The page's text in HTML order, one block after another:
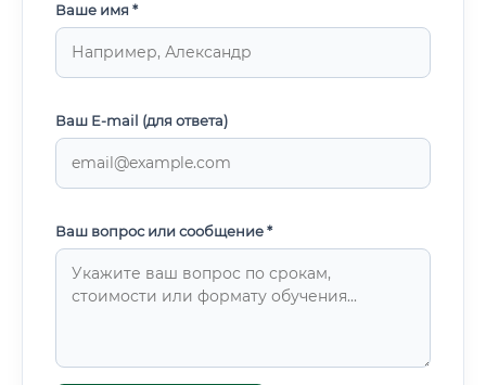
Ваше имя *
Ваш E-mail (для ответа)
Ваш вопрос или сообщение *